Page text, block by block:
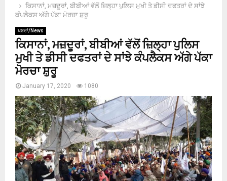
ਕਿਸਾਨਾਂ, ਮਜ਼ਦੂਰਾਂ, ਬੀਬੀਆਂ ਵੱਲੋਂ ਜ਼ਿਲ੍ਹਾ ਪੁਲਿਸ ਮੁਖੀ ਤੇ ਡੀਸੀ ਦਫਤਰਾਂ ਦੇ ਸਾਂਝੇ
ਕੰਪਲੈਕਸ ਅੱਗੇ ਪੱਕਾ ਮੋਰਚਾ ਸ਼ੁਰੂ
ਖਬਰਾਂ/News
ਕਿਸਾਨਾਂ, ਮਜ਼ਦੂਰਾਂ, ਬੀਬੀਆਂ ਵੱਲੋਂ ਜ਼ਿਲ੍ਹਾ ਪੁਲਿਸ
ਮੁਖੀ ਤੇ ਡੀਸੀ ਦਫਤਰਾਂ ਦੇ ਸਾਂਝੇ ਕੰਪਲੈਕਸ ਅੱਗੇ ਪੱਕਾ
ਮੋਰਚਾ ਸ਼ੁਰੂ
January 17, 2020 1080